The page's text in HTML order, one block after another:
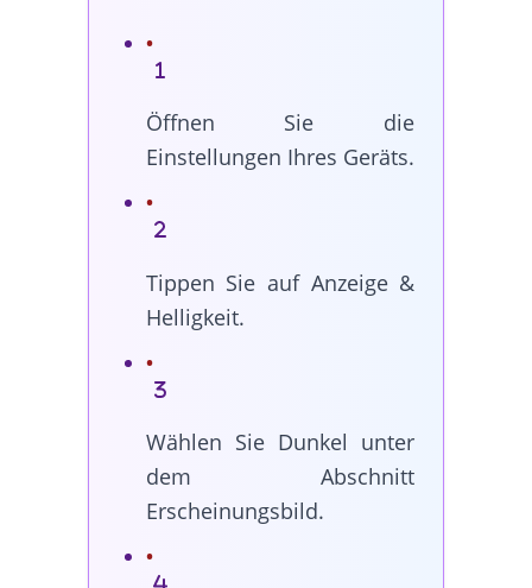
Öffnen Sie die
Einstellungen Ihres Geräts.
Tippen Sie auf Anzeige &
Helligkeit.
Wählen Sie Dunkel unter
dem Abschnitt
Erscheinungsbild.